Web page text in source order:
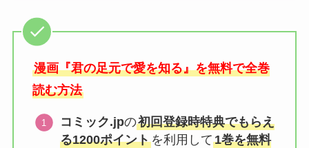
漫画『君の足元で愛を知る』を無料で全巻
読む方法
コミック.jpの初回登録時特典でもらえ
る1200ポイントを利用して1巻を無料